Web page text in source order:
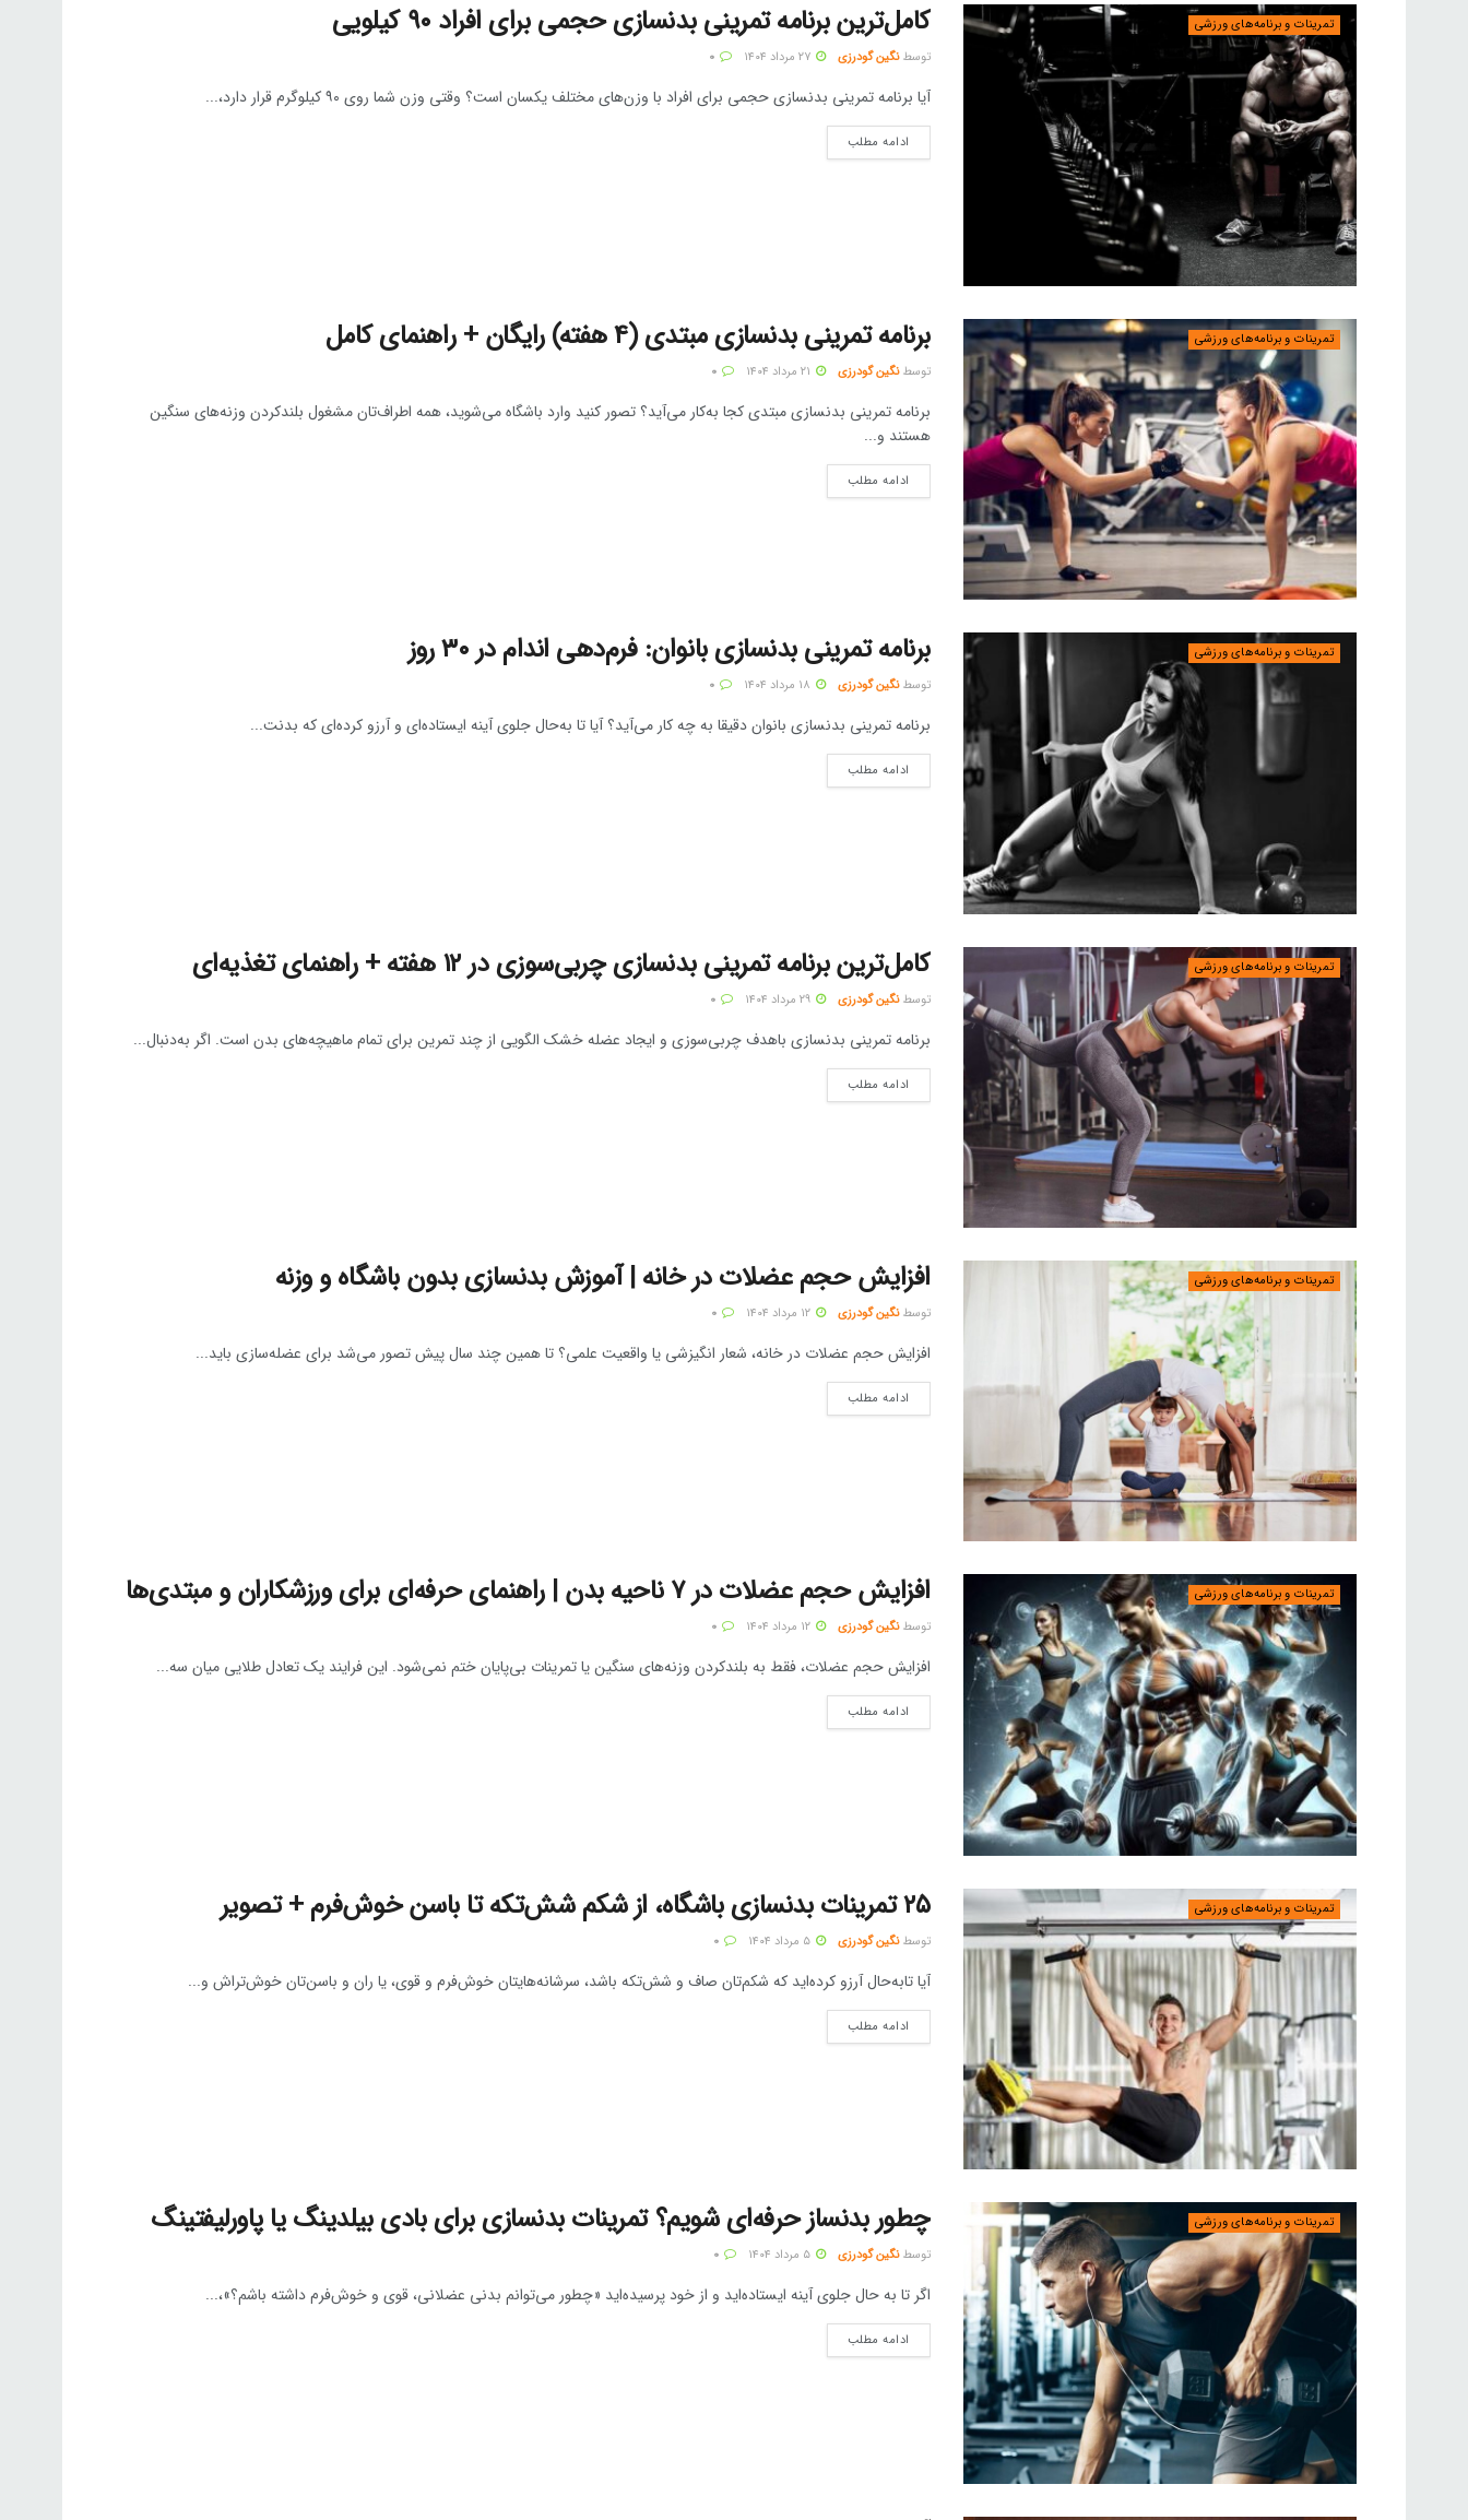
تمرینات و برنامه‌های ورزشی کامل‌ترین برنامه تمرینی بدنسازی حجمی برای افراد ۹۰ کیلویی
توسط نگین گودرزی
آیا برنامه تمرینی بدنسازی حجمی برای افراد با وزن‌های مختلف یکسان است؟ وقتی وزن شما روی ۹۰ کیلوگرم قرار دارد،...
ادامه مطلب
تمرینات و برنامه‌های ورزشی برنامه تمرینی بدنسازی مبتدی (۴ هفته) رایگان + راهنمای کامل
توسط نگین گودرزی
برنامه تمرینی بدنسازی مبتدی کجا به‌کار می‌آید؟ تصور کنید وارد باشگاه می‌شوید، همه اطراف‌تان مشغول بلندکردن وزنه‌های سنگین
هستند و...
ادامه مطلب
تمرینات و برنامه‌های ورزشی برنامه تمرینی بدنسازی بانوان: فرم‌دهی اندام در ۳۰ روز
توسط نگین گودرزی
برنامه تمرینی بدنسازی بانوان دقیقا به چه کار می‌آید؟ آیا تا به‌حال جلوی آینه ایستاده‌ای و آرزو کرده‌ای که بدنت...
ادامه مطلب
تمرینات و برنامه‌های ورزشی کامل‌ترین برنامه تمرینی بدنسازی چربی‌سوزی در ۱۲ هفته + راهنمای تغذیه‌ای
توسط نگین گودرزی
برنامه تمرینی بدنسازی باهدف چربی‌سوزی و ایجاد عضله خشک الگویی از چند تمرین برای تمام ماهیچه‌های بدن است. اگر به‌دنبال...
ادامه مطلب
تمرینات و برنامه‌های ورزشی افزایش حجم عضلات در خانه | آموزش بدنسازی بدون باشگاه و وزنه
توسط نگین گودرزی
افزایش حجم عضلات در خانه، شعار انگیزشی یا واقعیت علمی؟ تا همین چند سال پیش تصور می‌شد برای عضله‌سازی باید...
ادامه مطلب
تمرینات و برنامه‌های ورزشی افزایش حجم عضلات در ۷ ناحیه بدن | راهنمای حرفه‌ای برای ورزشکاران و مبتدی‌ها
توسط نگین گودرزی
افزایش حجم عضلات، فقط به بلندکردن وزنه‌های سنگین یا تمرینات بی‌پایان ختم نمی‌شود. این فرایند یک تعادل طلایی میان سه...
ادامه مطلب
تمرینات و برنامه‌های ورزشی ۲۵ تمرینات بدنسازی باشگاه، از شکم شش‌تکه تا باسن خوش‌فرم + تصویر
توسط نگین گودرزی
آیا تا‌به‌حال آرزو کرده‌اید که شکم‌تان صاف و شش‌تکه باشد، سرشانه‌هایتان خوش‌فرم و قوی، یا ران و باسن‌تان خوش‌تراش و...
ادامه مطلب
تمرینات و برنامه‌های ورزشی چطور بدنساز حرفه‌ای شویم؟ تمرینات بدنسازی برای بادی بیلدینگ یا پاورلیفتینگ
توسط نگین گودرزی
اگر تا به حال جلوی آینه ایستاده‌اید و از خود پرسیده‌اید «چطور می‌توانم بدنی عضلانی، قوی و خوش‌فرم داشته باشم؟»،...
ادامه مطلب